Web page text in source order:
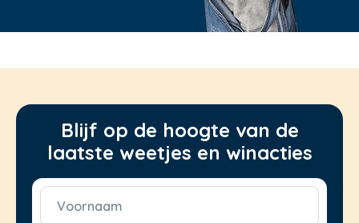
Blijf op de hoogte van de
laatste weetjes en winacties
Voornaam
(Vereist)